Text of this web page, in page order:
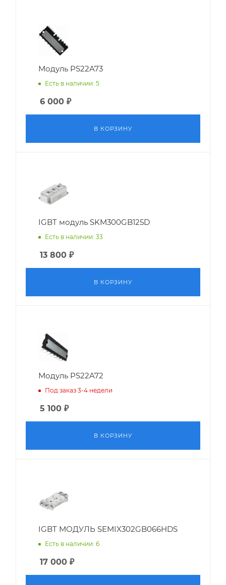
Модуль PS22A73
Есть в наличии: 5
6 000 ₽
В КОРЗИНУ
IGBT модуль SKM300GB125D
Есть в наличии: 33
13 800 ₽
В КОРЗИНУ
Модуль PS22A72
Под заказ 3-4 недели
5 100 ₽
В КОРЗИНУ
IGBT МОДУЛЬ SEMIX302GB066HDS
Есть в наличии: 6
17 000 ₽